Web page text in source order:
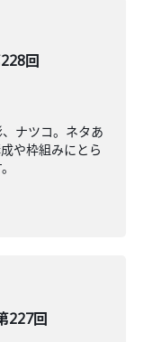
回
ナツコ。ネタあ
や枠組みにとら
227回